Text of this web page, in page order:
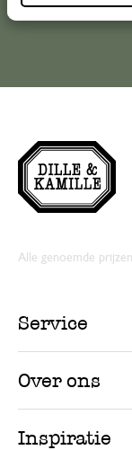
Alle genoemde
Service
Over ons
Inspiratie